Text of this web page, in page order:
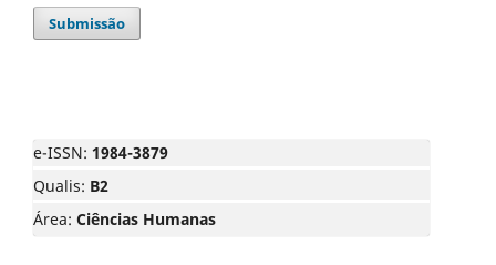
Submissão
e-ISSN: 1984-3879
Qualis: B2
Área: Ciências Humanas